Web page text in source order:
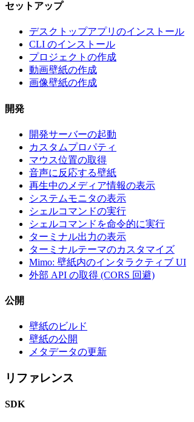
セットアップ
デスクトップアプリのインストール
CLI のインストール
プロジェクトの作成
動画壁紙の作成
画像壁紙の作成
開発
開発サーバーの起動
カスタムプロパティ
マウス位置の取得
音声に反応する壁紙
再生中のメディア情報の表示
システムモニタの表示
シェルコマンドの実行
シェルコマンドを命令的に実行
ターミナル出力の表示
ターミナルテーマのカスタマイズ
Mimo: 壁紙内のインタラクティブ UI
外部 API の取得 (CORS 回避)
公開
壁紙のビルド
壁紙の公開
メタデータの更新
リファレンス
SDK